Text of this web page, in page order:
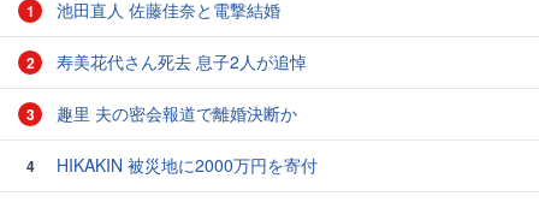
1 池田直人 佐藤佳奈と電撃結婚
2 寿美花代さん死去 息子2人が追悼
3 趣里 夫の密会報道で離婚決断か
4 HIKAKIN 被災地に2000万円を寄付